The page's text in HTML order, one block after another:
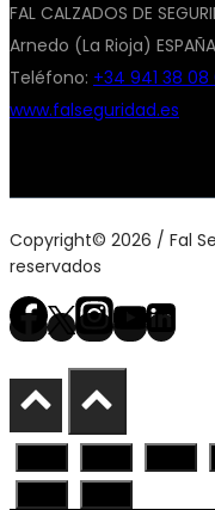
FAL CALZADOS DE
Arnedo (La Rioja) ESPAÑA
Teléfono: +34 941 38 08
www.falseguridad.es
Copyright© 2026 / Fal
reservados